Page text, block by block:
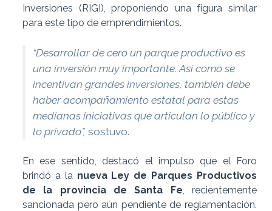
Inversiones (RIGI), proponiendo una figura similar
para este tipo de emprendimientos.
“Desarrollar de cero un parque productivo es
una inversión muy importante. Así como se
incentivan grandes inversiones, también debe
haber acompañamiento estatal para estas
medianas iniciativas que articulan lo público y
lo privado”, sostuvo.
En ese sentido, destacó el impulso que el Foro
brindó a la nueva Ley de Parques Productivos
de la provincia de Santa Fe , recientemente
sancionada pero aún pendiente de reglamentación.